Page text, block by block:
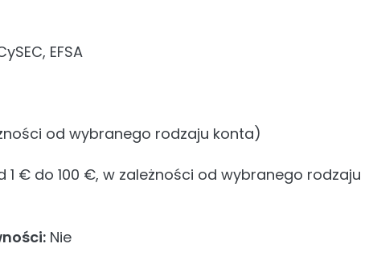
EFSA
od wybranego rodzaju konta)
1 € do 100 €, w zależności od wybranego rodzaju
Nie